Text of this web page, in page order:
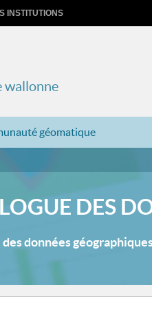
INSTITUTIONS
wallonne
géomatique
DES
données